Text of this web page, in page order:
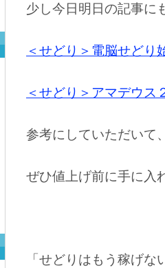
少し今日明日の記事に
＜せどり＞電脳せどり
＜せどり＞アマデウス
参考にしていただいて
ぜひ値上げ前に手に入
「せどりはもう稼げ